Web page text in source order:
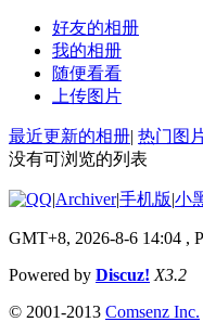
好友的相册
我的相册
随便看看
上传图片
最近更新的相册| 热门图
没有可浏览的列表
|Archiver|手机版|小
GMT+8, 2026-8-6 14:04 ,
Powered by Discuz! X3.2
© 2001-2013 Comsenz Inc.